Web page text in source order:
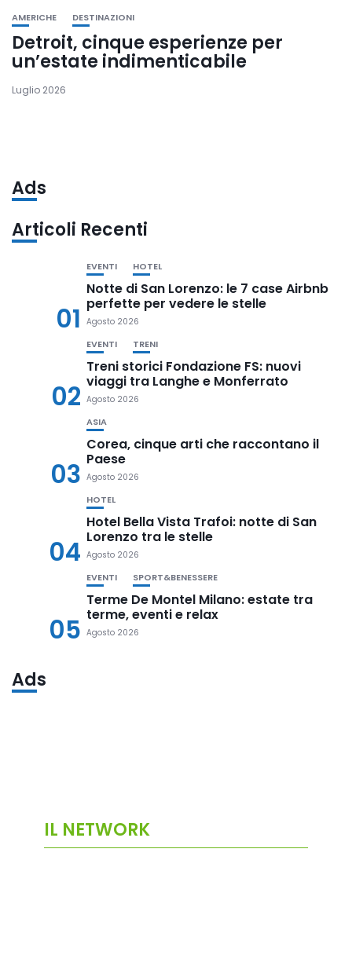
AMERICHE DESTINAZIONI
Detroit, cinque esperienze per
un’estate indimenticabile
Luglio 2026
Ads
Articoli Recenti
01
EVENTI HOTEL
Notte di San Lorenzo: le 7 case Airbnb
perfette per vedere le stelle
Agosto 2026
02
EVENTI TRENI
Treni storici Fondazione FS: nuovi
viaggi tra Langhe e Monferrato
Agosto 2026
03
ASIA
Corea, cinque arti che raccontano il
Paese
Agosto 2026
04
HOTEL
Hotel Bella Vista Trafoi: notte di San
Lorenzo tra le stelle
Agosto 2026
05
EVENTI SPORT&BENESSERE
Terme De Montel Milano: estate tra
terme, eventi e relax
Agosto 2026
Ads
IL NETWORK